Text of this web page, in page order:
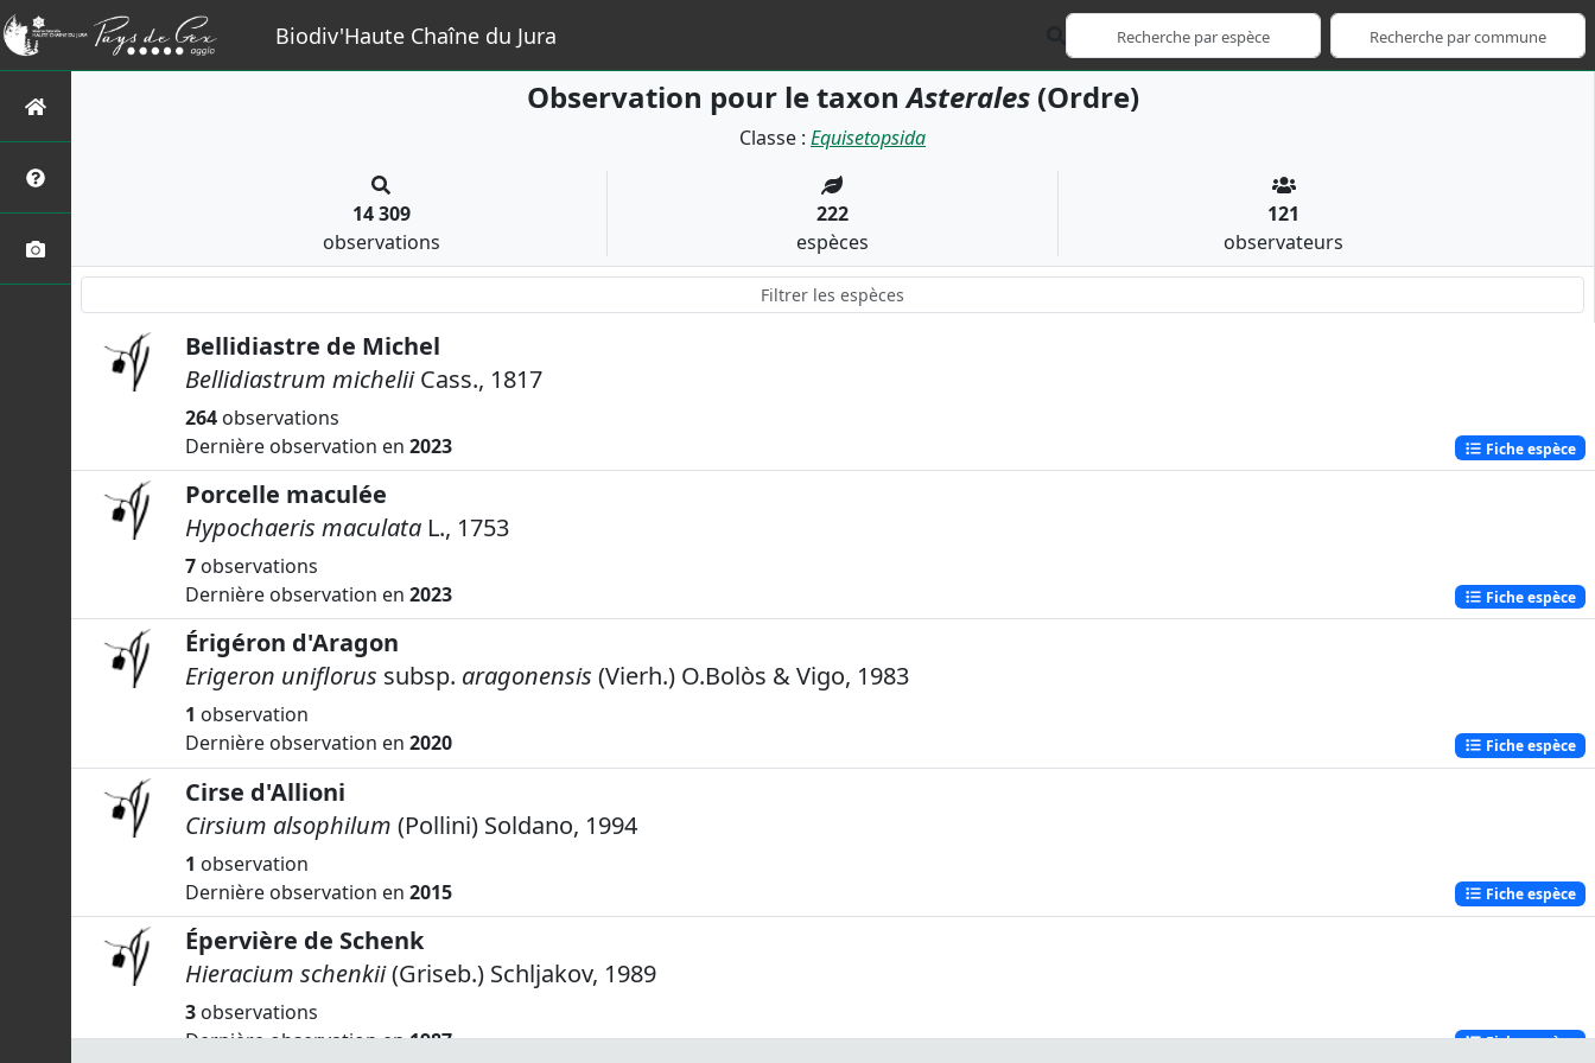
Biodiv'Haute Chaîne du Jura
Observation pour le taxonAsterales(Ordre)
Classe : Equisetopsida
14 309
observations
222
espèces
121
observateurs
Bellidiastre de Michel
Bellidiastrum micheliiCass., 1817
264 observations
Dernière observation en 2023 Fiche espèce
Porcelle maculée
Hypochaeris maculata L., 1753
7 observations
Dernière observation en 2023 Fiche espèce
Érigéron d'Aragon
Erigeron uniflorus subsp. aragonensis (Vierh.) O.Bolòs & Vigo, 1983
1 observation
Dernière observation en 2020 Fiche espèce
Cirse d'Allioni
Cirsium alsophilum (Pollini) Soldano, 1994
1 observation
Dernière observation en 2015 Fiche espèce
Épervière de Schenk
Hieracium schenkii(Griseb.) Schljakov, 1989
3 observations
Dernière observation en1987 Fiche espèce